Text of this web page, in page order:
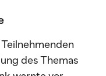
des Themas